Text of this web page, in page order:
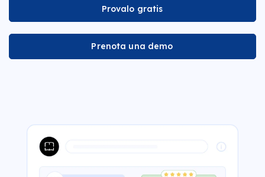
Provalo gratis
Prenota una demo